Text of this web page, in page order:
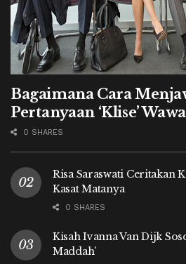
Bagaimana Cara
Pertanyaan ‘Klise’
0 SHARES
Risa Saraswati Ceritakan
Kasat Matanya
0 SHARES
Kisah Ivanna Van Dijk
Maddah’